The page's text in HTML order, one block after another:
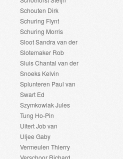
Schouten Dirk
Schuring Flynt
Schuring Morris
Sloot Sandra van der
Slotemaker Rob
Sluis Chantal van der
Snoeks Kelvin
Splunteren Paul van
Swart Ed
Szymkowiak Jules
Tung Ho-Pin
Uitert Job van
Uljee Gaby
Vermeulen Thierry
Verschoor Richard